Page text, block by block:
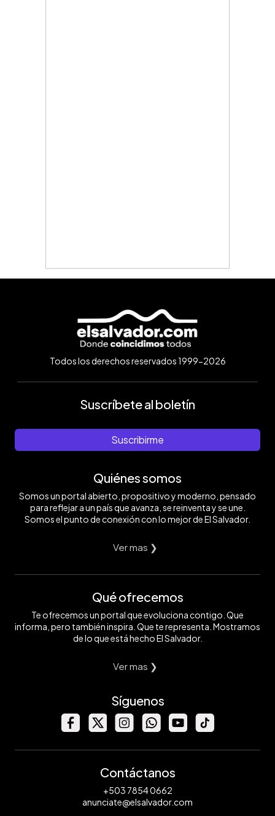
Todos los derechos reservados 1999-2026
Suscríbete al boletín
Suscribirme
Quiénes somos
Somos un portal abierto, propositivo y moderno, pensado
para reflejar a un país que avanza, se reinventa y se une.
Somos el punto de conexión con lo mejor de El Salvador.
Ver mas ❯
Qué ofrecemos
Te ofrecemos un portal que evoluciona contigo. Que
informa, pero también inspira. Que te representa. Mostramos
de lo que está hecho El Salvador.
Ver mas ❯
Síguenos
Contáctanos
+503 7854 0662
anunciate@elsalvador.com